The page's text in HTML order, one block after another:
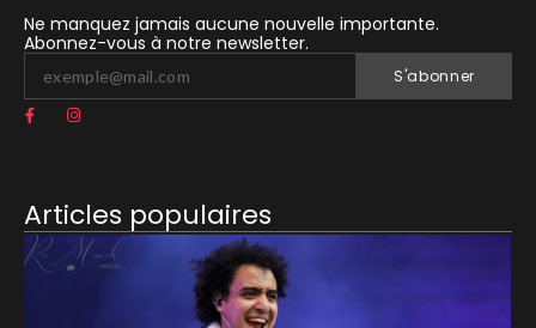
Ne manquez jamais aucune nouvelle importante.
Abonnez-vous à notre newsletter.
S'abonner
Articles populaires